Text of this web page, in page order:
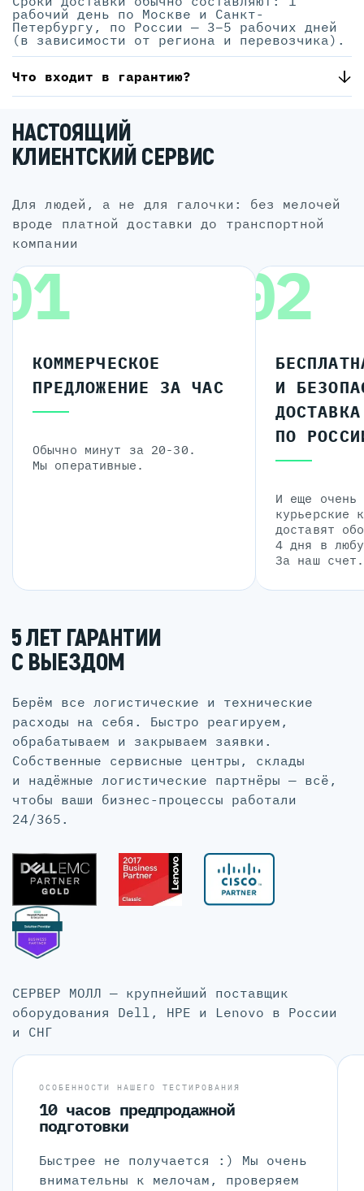
рабочий день по Москве и Санкт-
Петербургу, по России — 3–5 рабочих дней
(в зависимости от региона и перевозчика).
Что входит в гарантию?
НАСТОЯЩИЙ
КЛИЕНТСКИЙ СЕРВИС
для людей, а не для галочки: без мелочей
вроде платной доставки до транспортной
компании
КОММЕРЧЕСКОЕ
ПРЕДЛОЖЕНИЕ ЗА ЧАС
Обычно минут за 20-30.
Мы оперативные.
02
И
ДОСТАВКА
ПО
И еще очень
курьерские
доставят
4 дня в
За наш счет.
5 ЛЕТ ГАРАНТИИ
С ВЫЕЗДОМ
Берём все логистические и технические
расходы на себя. Быстро реагируем,
обрабатываем и закрываем заявки.
Собственные сервисные центры, склады
и надёжные логистические партнёры — всё,
чтобы ваши бизнес-процессы работали
24/365.
СЕРВЕР МОЛЛ — крупнейший поставщик
оборудования Dell, HPE и Lenovo в России
и СНГ
ОСОБЕННОСТИ НАШЕГО ТЕСТИРОВАНИЯ
10 часов предпродажной
подготовки
Быстрее не получается :) Мы очень
внимательны к мелочам, проверяем